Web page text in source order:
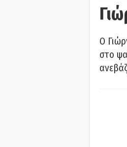
Ο
στο